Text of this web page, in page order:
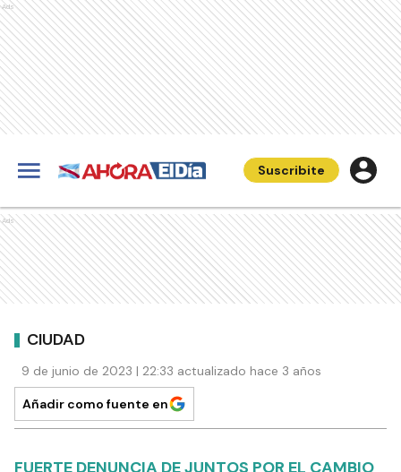
Ads
Suscribite
Ads
CIUDAD
9 de junio de 2023 | 22:33 actualizado hace 3 años
Añadir como fuente en
FUERTE DENUNCIA DE JUNTOS POR EL CAMBIO